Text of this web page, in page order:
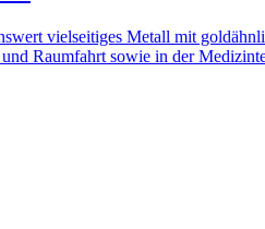
vielseitiges Metall mit
Raumfahrt sowie in der